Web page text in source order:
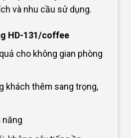
và nhu cầu sử dụng.
HD-131/coffee
cho không gian phòng
khách thêm sang trọng,
năng